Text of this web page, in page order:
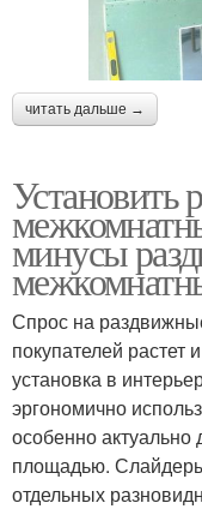
читать дальше →
Установить
минусы
Спрос на
покупателей растет
установка в
эргономично
особенно
площадью.
отдельных